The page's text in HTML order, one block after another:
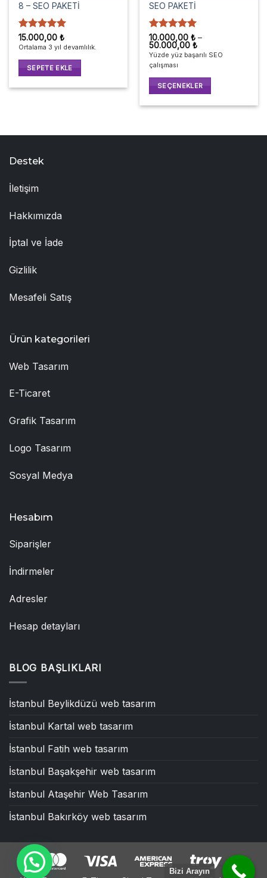
8 – SEO PAKETİ
5 üzerinden
5oy aldı
15.000,00₺
Ortalama 3 yıl devamlılık.
SEPETE EKLE
SEO PAKETİ
5 üzerinden
5oy aldı
10.000,00₺ –
50.000,00₺Fiyat
aralığı:
10.000,00 ₺
50.000,00 ₺
Yüzde yüz başarılı SEO
çalışması
SEÇENEKLER
fazla
Destek
İletişim
Hakkımızda
İptal ve İade
Gizlilik
Mesafeli Satış
Ürün kategorileri
Web Tasarım
E-Ticaret
Grafik Tasarım
Logo Tasarım
Sosyal Medya
Hesabım
Siparişler
İndirmeler
Adresler
Hesap detayları
BLOG BAŞLIKLARI
İstanbul Beylikdüzü web tasarım
İstanbul Kartal web tasarım
İstanbul Fatih web tasarım
İstanbul Başakşehir web tasarım
İstanbul Ataşehir Web Tasarım
İstanbul Bakırköy web tasarım
Bizi Arayın